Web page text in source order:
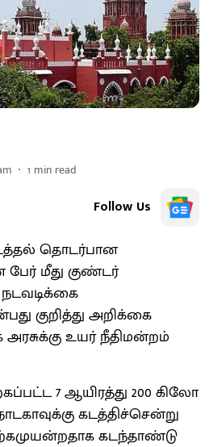
1 min read
Follow Us
தொடர்பான
மீது குண்டர்
நடவடிக்கை
குறித்து அறிக்கை
உயர் நீதிமன்றம்
7 ஆயிரத்து 200 கிலோ
கடத்திச்சென்று
கடந்தாண்டு